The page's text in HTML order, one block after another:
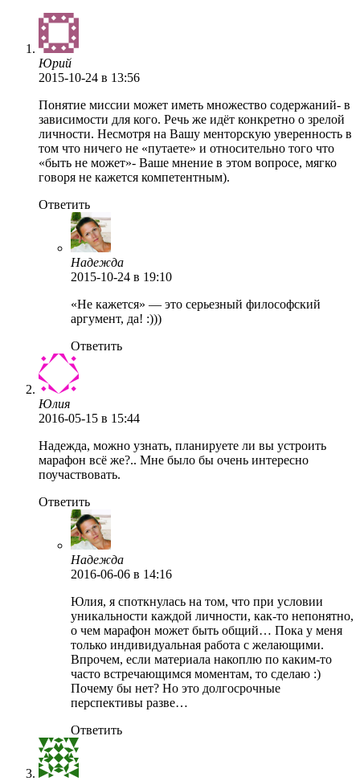
Юрий
2015-10-24 в 13:56
Понятие миссии может иметь множество содержаний- в
зависимости для кого. Речь же идёт конкретно о зрелой
личности. Несмотря на Вашу менторскую уверенность в
том что ничего не «путаете» и относительно того что
«быть не может»- Ваше мнение в этом вопросе, мягко
говоря не кажется компетентным).
Ответить
Надежда
2015-10-24 в 19:10
«Не кажется» — это серьезный философский
аргумент, да! :)))
Ответить
Юлия
2016-05-15 в 15:44
Надежда, можно узнать, планируете ли вы устроить
марафон всё же?.. Мне было бы очень интересно
поучаствовать.
Ответить
Надежда
2016-06-06 в 14:16
Юлия, я споткнулась на том, что при условии
уникальности каждой личности, как-то непонятно,
о чем марафон может быть общий… Пока у меня
только индивидуальная работа с желающими.
Впрочем, если материала накоплю по каким-то
часто встречающимся моментам, то сделаю :)
Почему бы нет? Но это долгосрочные
перспективы разве…
Ответить